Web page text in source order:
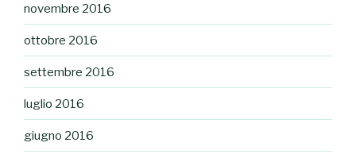
novembre 2016
ottobre 2016
settembre 2016
luglio 2016
giugno 2016